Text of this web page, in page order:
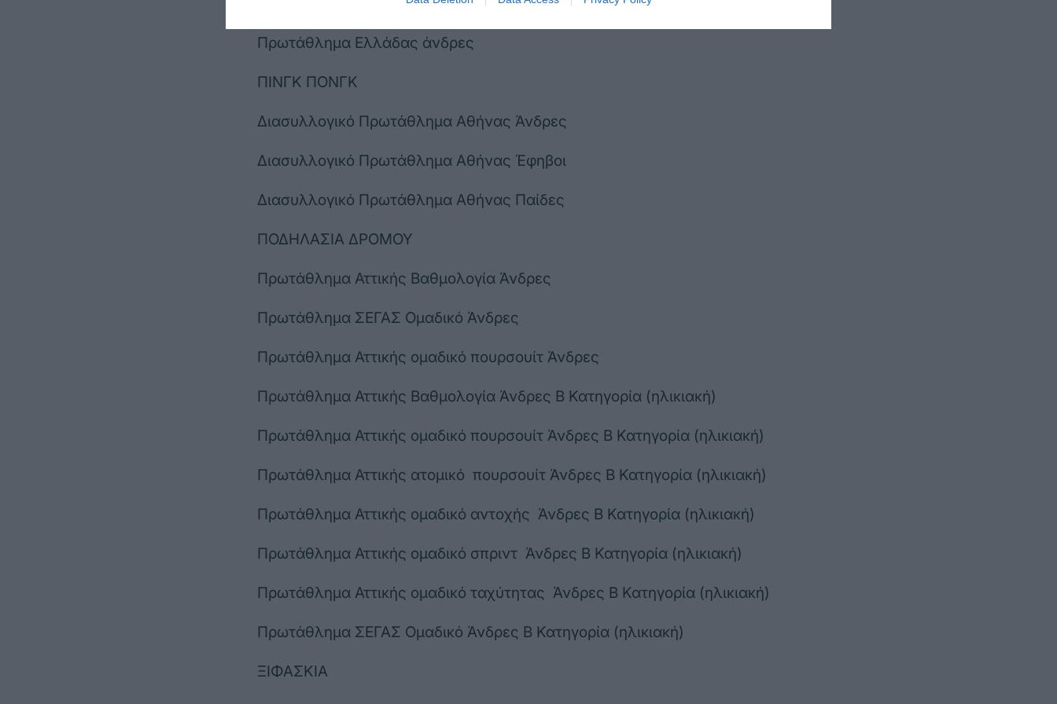
Πρωτάθλημα Ελλάδας άνδρες
ΠΙΝΓΚ ΠΟΝΓΚ
Διασυλλογικό Πρωτάθλημα Αθήνας Άνδρες
Διασυλλογικό Πρωτάθλημα Αθήνας Έφηβοι
Διασυλλογικό Πρωτάθλημα Αθήνας Παίδες
ΠΟΔΗΛΑΣΙΑ ΔΡΟΜΟΥ
Πρωτάθλημα Αττικής Βαθμολογία Άνδρες
Πρωτάθλημα ΣΕΓΑΣ Ομαδικό Άνδρες
Πρωτάθλημα Αττικής ομαδικό πουρσουίτ Άνδρες
Πρωτάθλημα Αττικής Βαθμολογία Άνδρες Β Κατηγορία (ηλικιακή)
Πρωτάθλημα Αττικής ομαδικό πουρσουίτ Άνδρες Β Κατηγορία (ηλικιακή)
Πρωτάθλημα Αττικής ατομικό πουρσουίτ Άνδρες Β Κατηγορία (ηλικιακή)
Πρωτάθλημα Αττικής ομαδικό αντοχής Άνδρες Β Κατηγορία (ηλικιακή)
Πρωτάθλημα Αττικής ομαδικό σπριντ Άνδρες Β Κατηγορία (ηλικιακή)
Πρωτάθλημα Αττικής ομαδικό ταχύτητας Άνδρες Β Κατηγορία (ηλικιακή)
Πρωτάθλημα ΣΕΓΑΣ Ομαδικό Άνδρες Β Κατηγορία (ηλικιακή)
ΞΙΦΑΣΚΙΑ